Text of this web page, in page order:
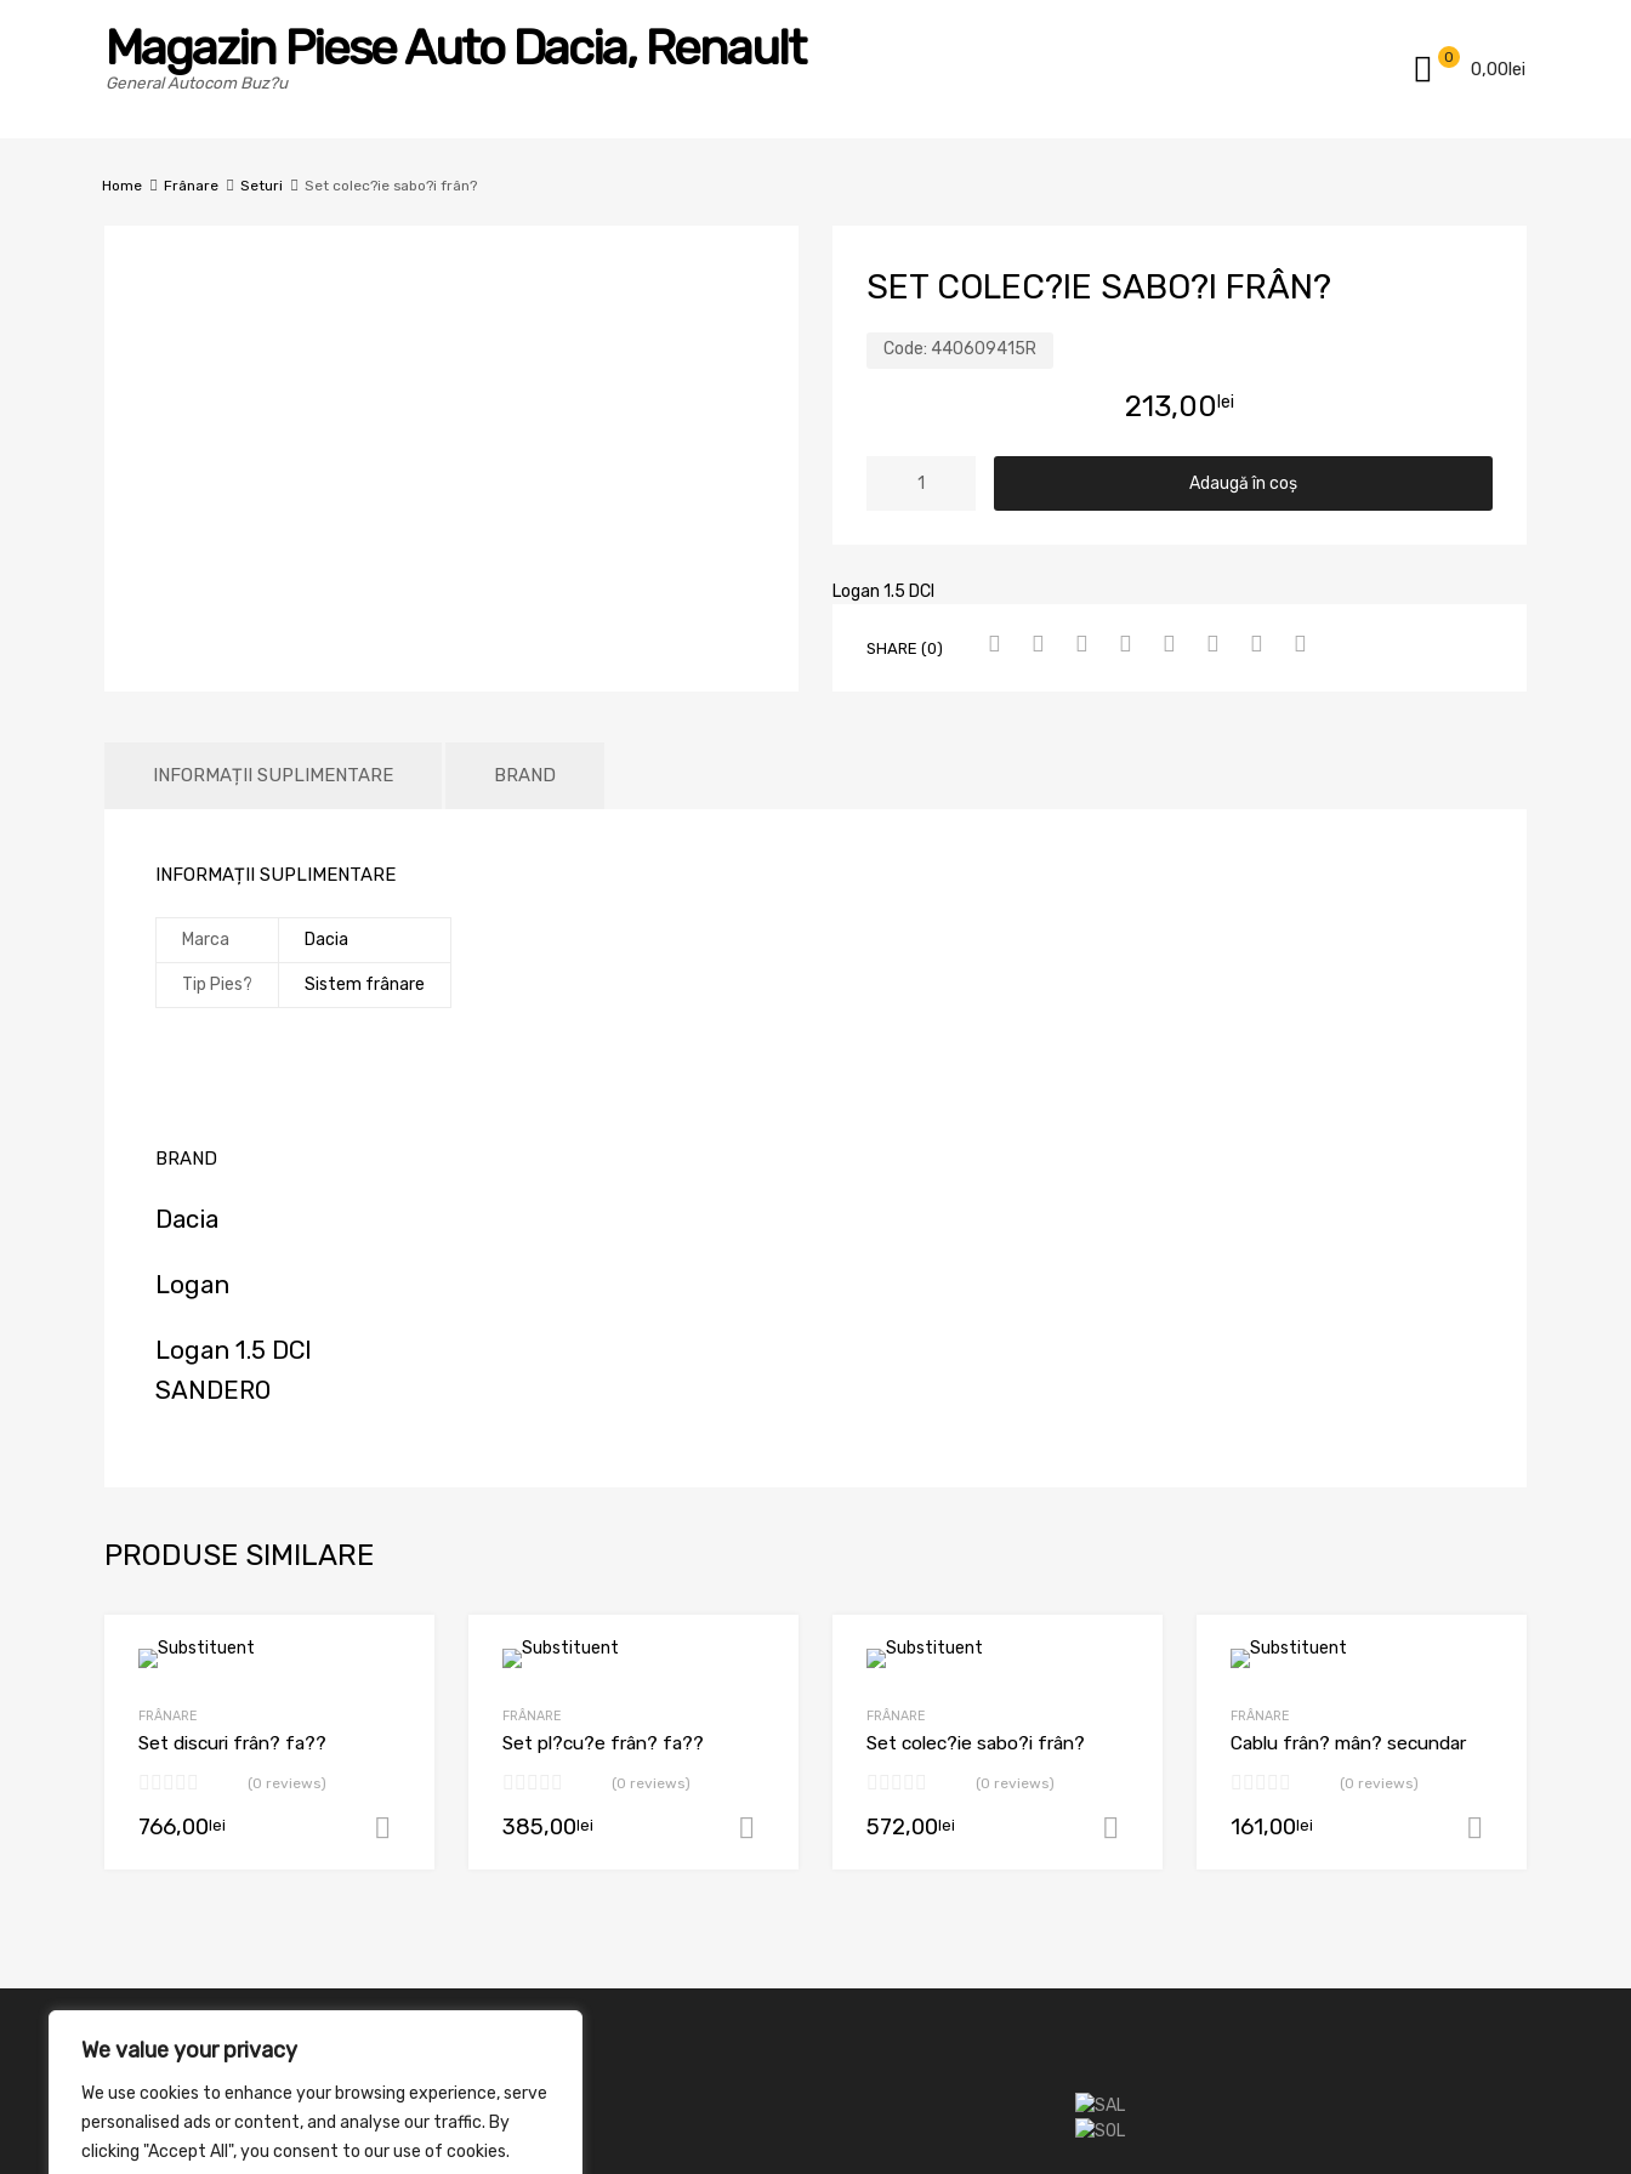
We value your privacy
We use cookies to enhance your browsing experience, serve
personalised ads or content, and analyse our traffic. By
clicking "Accept All", you consent to our use of cookies.
Magazin Piese Auto Dacia, Renault
General Autocom Buz?u
0,00lei
0
Home Frânare Seturi Set colec?ie sabo?i frân?
SET COLEC?IE SABO?I FRÂN?
Code: 440609415R
213,00 lei
Adaugă în coș
Logan 1.5 DCI
SHARE (0)
INFORMAȚII SUPLIMENTARE BRAND
INFORMAȚII SUPLIMENTARE
Marca Dacia
Tip Pies? Sistem frânare
BRAND
Dacia
Logan
Logan 1.5 DCI
SANDERO
PRODUSE SIMILARE
FRÂNARE
Set discuri frân? fa??
(0 reviews)
766,00lei Adaugă în coș
FRÂNARE
Set pl?cu?e frân? fa??
(0 reviews)
385,00lei Adaugă în coș
FRÂNARE
Set colec?ie sabo?i frân?
(0 reviews)
572,00lei Adaugă în coș
FRÂNARE
Cablu frân? mân? secundar
(0 reviews)
161,00lei